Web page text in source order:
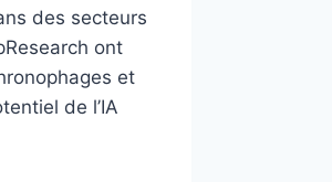
des secteurs
ont
et
de l’IA